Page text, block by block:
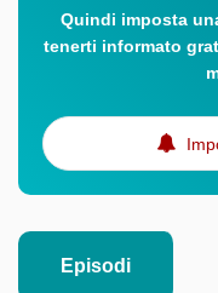
Quindi imposta
tenerti informato
Episodi